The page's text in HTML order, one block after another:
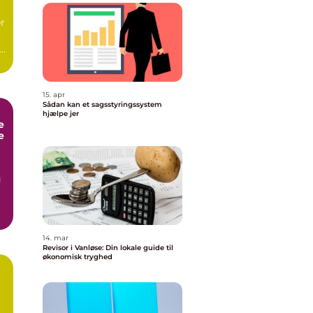
15. apr
Sådan kan et sagsstyringssystem
hjælpe jer
14. mar
Revisor i Vanløse: Din lokale guide til
økonomisk tryghed